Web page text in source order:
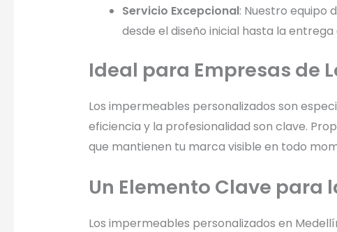
Servicio Excepcional: Nuestro equipo
desde el diseño inicial hasta la
Ideal para Empresas de
Los impermeables personalizados son
eficiencia y la profesionalidad son clave.
que mantienen tu marca visible en todo
Un Elemento Clave para
Los impermeables personalizados en